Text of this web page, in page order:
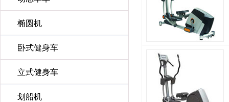
椭圆机
卧式健身车
立式健身车
划船机